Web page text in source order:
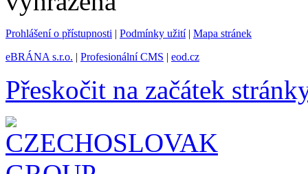
Prohlášení o přístupnosti | Podmínky užití| Mapa stránek
eBRÁNA s.r.o. | Profesionální CMS | eod.cz
Přeskočit na začátek